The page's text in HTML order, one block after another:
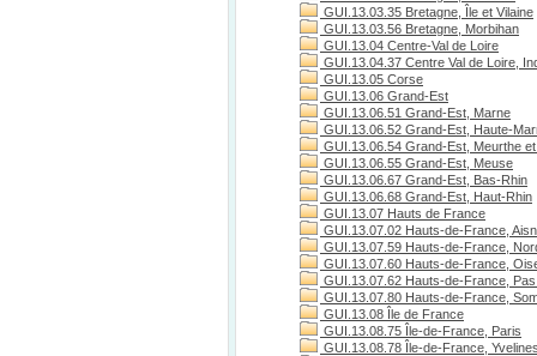
GUI.13.03.35 Bretagne, Île et Vilaine
GUI.13.03.56 Bretagne, Morbihan
GUI.13.04 Centre-Val de Loire
GUI.13.04.37 Centre Val de Loire,
GUI.13.05 Corse
GUI.13.06 Grand-Est
GUI.13.06.51 Grand-Est, Marne
GUI.13.06.52 Grand-Est, Haute-
GUI.13.06.54 Grand-Est, Meurthe
GUI.13.06.55 Grand-Est, Meuse
GUI.13.06.67 Grand-Est, Bas-Rhin
GUI.13.06.68 Grand-Est, Haut-Rhin
GUI.13.07 Hauts de France
GUI.13.07.02 Hauts-de-France,
GUI.13.07.59 Hauts-de-France,
GUI.13.07.60 Hauts-de-France,
GUI.13.07.62 Hauts-de-France,
GUI.13.07.80 Hauts-de-France,
GUI.13.08 Île de France
GUI.13.08.75 Île-de-France, Paris
GUI.13.08.78 Île-de-France,